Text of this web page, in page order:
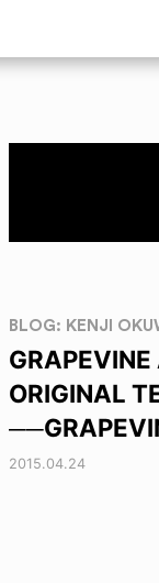
BLOG: KENJI
ORIGINAL
2015.04.24